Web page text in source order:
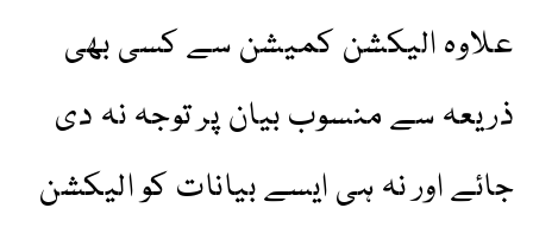
علاوہ الیکشن کمیشن سے کسی بھی
ذریعہ سے منسوب بیان پر توجہ نہ دی
جائے اور نہ ہی ایسے بیانات کو الیکشن